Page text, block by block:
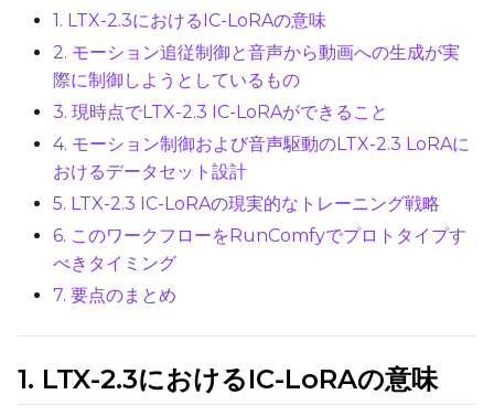
Gradient Accumulation
Steps
Optimizer
Weight Decay
1. LTX-2.3におけるIC-LoRAの意味
2. モーション追従制御と音声から動画への生成が実
際に制御しようとしているもの
3. 現時点でLTX-2.3 IC-LoRAができること
4. モーション制御および音声駆動のLTX-2.3 LoRAに
おけるデータセット設計
5. LTX-2.3 IC-LoRAの現実的なトレーニング戦略
6. このワークフローをRunComfyでプロトタイプす
べきタイミング
7. 要点のまとめ
1. LTX-2.3におけるIC-LoRAの意味